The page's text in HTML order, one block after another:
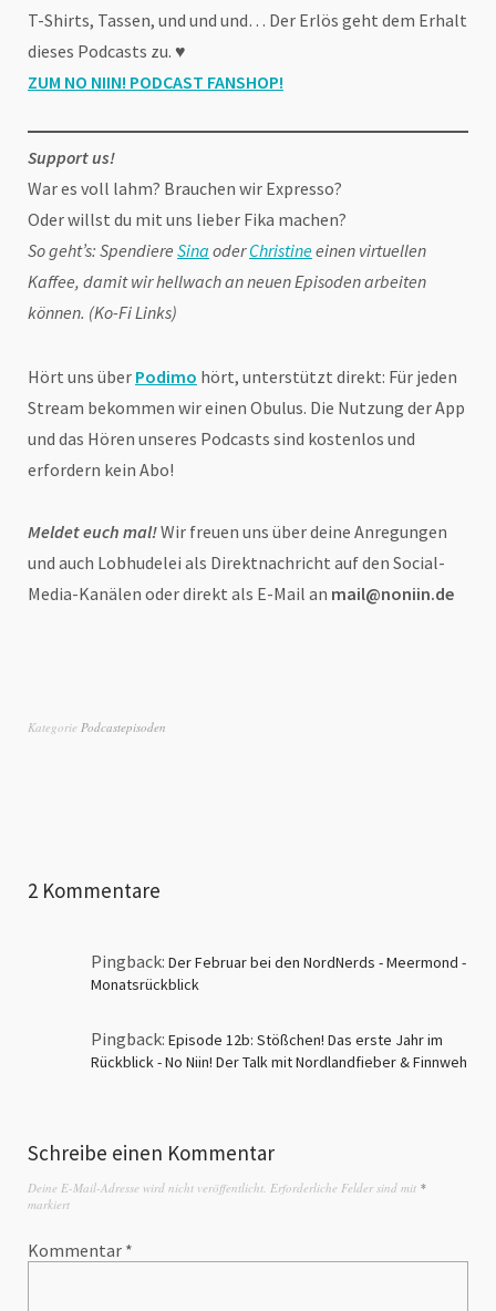
T-Shirts, Tassen, und und und… Der Erlös geht dem Erhalt
dieses Podcasts zu. ♥
ZUM NO NIIN! PODCAST FANSHOP!
Support us!
War es voll lahm? Brauchen wir Expresso?
Oder willst du mit uns lieber Fika machen?
So geht’s: Spendiere Sina oderChristineeinen virtuellen
Kaffee, damit wir hellwach an neuen Episoden arbeiten
können. (Ko-Fi Links)
Hört uns über Podimo hört, unterstützt direkt: Für jeden
Stream bekommen wir einen Obulus. Die Nutzung der App
und das Hören unseres Podcasts sind kostenlos und
erfordern kein Abo!
Meldet euch mal!Wir freuen uns über deine Anregungen
und auch Lobhudelei als Direktnachricht auf den Social-
Media-Kanälen oder direkt als E-Mail an mail@noniin.de
Kategorie Podcastepisoden
2 Kommentare
Pingback: Der Februar bei den NordNerds - Meermond -
Monatsrückblick
Pingback: Episode 12b: Stößchen! Das erste Jahr im
Rückblick - No Niin! Der Talk mit Nordlandfieber & Finnweh
Schreibe einen Kommentar
Deine E-Mail-Adresse wird nicht veröffentlicht. Erforderliche Felder sind mit *
markiert
Kommentar *